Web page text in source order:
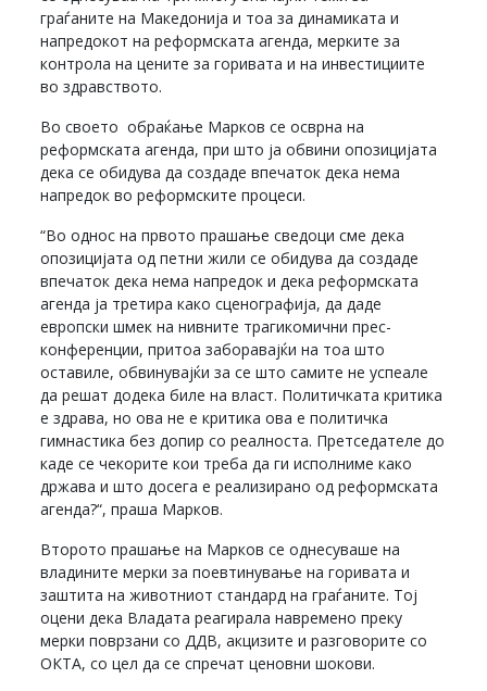
граѓаните на Македонија и тоа за динамиката и
напредокот на реформската агенда, мерките за
контрола на цените за горивата и на инвестициите
во здравството.
Во своето обраќање Марков се осврна на
реформската агенда, при што ја обвини опозицијата
дека се обидува да создаде впечаток дека нема
напредок во реформските процеси.
“Во однос на првото прашање сведоци сме дека
опозицијата од петни жили се обидува да создаде
впечаток дека нема напредок и дека реформската
агенда ја третира како сценографија, да даде
европски шмек на нивните трагикомични прес-
конференции, притоа заборавајќи на тоа што
оставиле, обвинувајќи за се што самите не успеале
да решат додека биле на власт. Политичката критика
е здрава, но ова не е критика ова е политичка
гимнастика без допир со реалноста. Претседателе до
каде се чекорите кои треба да ги исполниме како
држава и што досега е реализирано од реформската
агенда?“, праша Марков.
Второто прашање на Марков се однесуваше на
владините мерки за поевтинување на горивата и
заштита на животниот стандард на граѓаните. Тој
оцени дека Владата реагирала навремено преку
мерки поврзани со ДДВ, акцизите и разговорите со
ОКТА, со цел да се спречат ценовни шокови.